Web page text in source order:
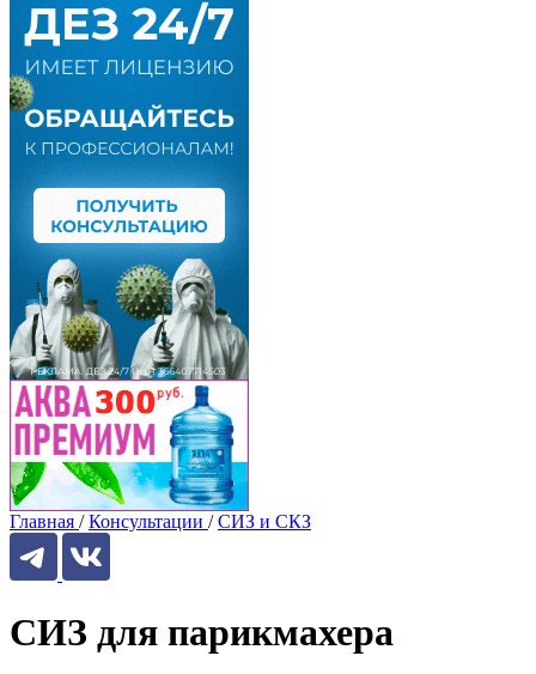
Главная / Консультации / СИЗ и СКЗ
СИЗ для парикмахера